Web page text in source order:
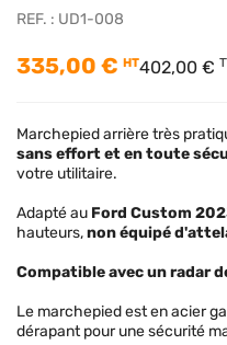
REF. : UD1-008
335,00 € HT402,00 €
Marchepied arrière très
sans effort et en toute
votre utilitaire.
Adapté au Ford Custom
hauteurs,non équipé
Compatible avec un radar
Le marchepied est en acier
dérapant pour une sécurité